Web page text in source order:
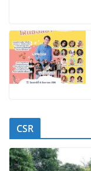
CSR